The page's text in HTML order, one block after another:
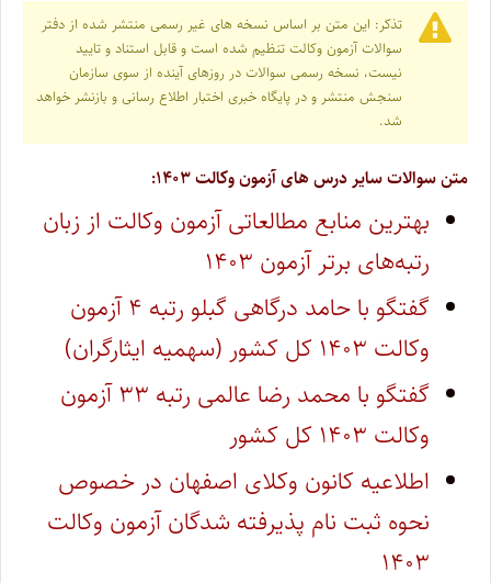
تذکر: این متن بر اساس نسخه های غیر رسمی منتشر شده از دفتر
سوالات آزمون وکالت تنظیم شده است و قابل استناد و تایید
نیست، نسخه رسمی سوالات در روزهای آینده از سوی سازمان
سنجش منتشر و در پایگاه خبری اختبار اطلاع رسانی و بازنشر خواهد
شد.
متن سوالات سایر درس های آزمون وکالت ۱۴۰۳:
بهترین منابع مطالعاتی آزمون وکالت از زبان
رتبه‌های برتر آزمون ۱۴۰۳
گفتگو با حامد درگاهی گبلو رتبه ۴ آزمون
وکالت ۱۴۰۳ کل کشور (سهمیه ایثارگران)
گفتگو با محمد رضا عالمی رتبه ۳۳ آزمون
وکالت ۱۴۰۳ کل کشور
اطلاعیه کانون وکلای اصفهان در خصوص
نحوه ثبت نام پذیرفته شدگان آزمون وکالت
۱۴۰۳